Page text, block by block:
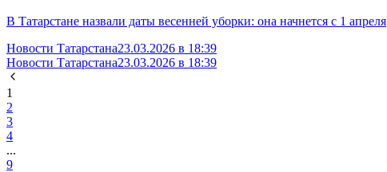
В Татарстане назвали даты весенней уборки: она начнется с 1 апреля
Новости Татарстана23.03.2026 в 18:39
Новости Татарстана23.03.2026 в 18:39
1
2
3
4
...
9